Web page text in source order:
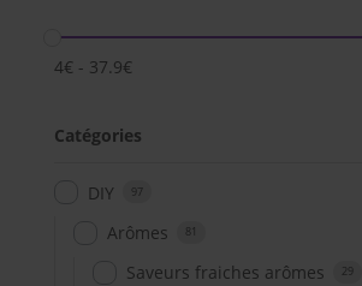
4€ - 37.9€
Catégories
DIY 97
Arômes 81
Saveurs fraiches arômes 29